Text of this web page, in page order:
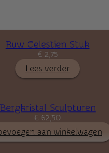
Ruw Celestien Stuk
€ 2,75
Lees verder
Bergkristal Sculpturen
€ 62,50
aan winkelwagen